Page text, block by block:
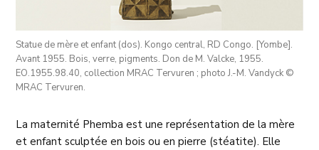
Statue de mère et enfant (dos). Kongo central, RD Congo. [Yombe].
Avant 1955. Bois, verre, pigments. Don de M. Valcke, 1955.
EO.1955.98.40, collection MRAC Tervuren ; photo J.-M. Vandyck ©
MRAC Tervuren.
La maternité Phemba est une représentation de la mère
et enfant sculptée en bois ou en pierre (stéatite). Elle